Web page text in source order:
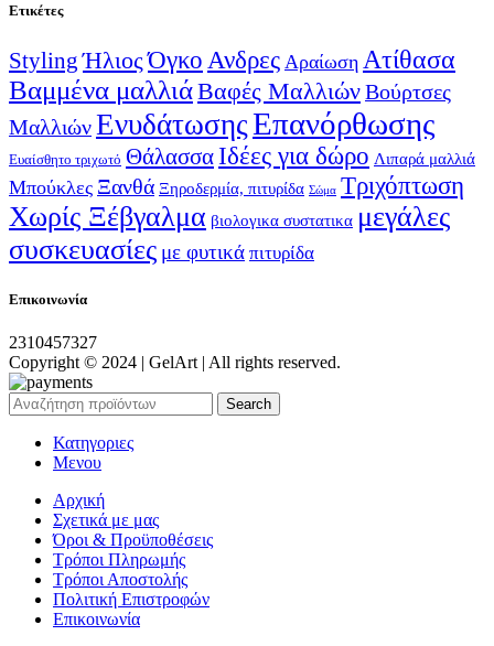
Ετικέτες
Styling Ήλιος Όγκο Ανδρες Αραίωση Ατίθασα
Βαμμένα μαλλιάΒαφές ΜαλλιώνΒούρτσες
ΜαλλιώνΕνυδάτωσηςΕπανόρθωσης
Ευαίσθητο τριχωτό ΘάλασσαΙδέες για δώρο Λιπαρά μαλλιά
Μπούκλες Ξανθά Ξηροδερμία, πιτυρίδα Σώμα Τριχόπτωση
Χωρίς Ξέβγαλμα βιολογικα συστατικα μεγάλες
συσκευασίες με φυτικά πιτυρίδα
Επικοινωνία
2310457327
Copyright © 2024 | GelArt | All rights reserved.
Search
Κατηγοριες
Μενου
Αρχική
Σχετικά με μας
Όροι & Προϋποθέσεις
Τρόποι Πληρωμής
Τρόποι Αποστολής
Πολιτική Επιστροφών
Επικοινωνία